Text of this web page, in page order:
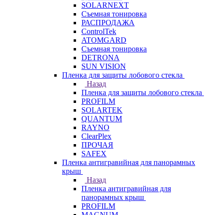
SOLARNEXT
Съемная тонировка
РАСПРОДАЖА
ControlTek
ATOMGARD
Съемная тонировка
DETRONA
SUN VISION
Пленка для защиты лобового стекла
Назад
Пленка для защиты лобового стекла
PROFILM
SOLARTEK
QUANTUM
RAYNO
ClearPlex
ПРОЧАЯ
SAFEX
Пленка антигравийная для панорамных
крыш
Назад
Пленка антигравийная для
панорамных крыш
PROFILM